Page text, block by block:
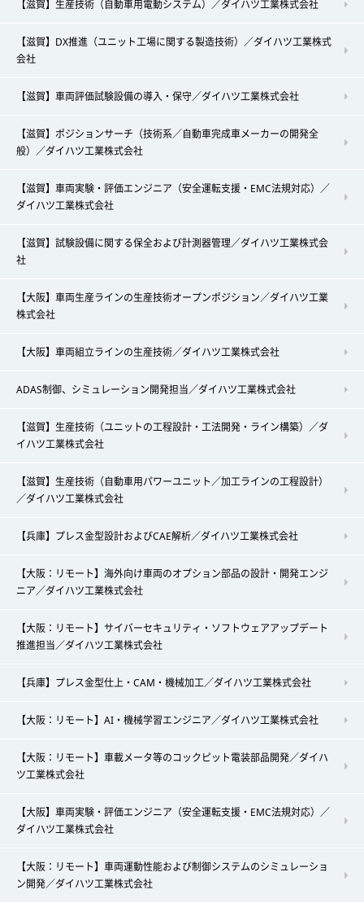
【滋賀】生産技術（自動車用電動システム）／ダイハツ工業株式会社
【滋賀】DX推進（ユニット工場に関する製造技術）／ダイハツ工業株式
会社
【滋賀】車両評価試験設備の導入・保守／ダイハツ工業株式会社
【滋賀】ポジションサーチ（技術系／自動車完成車メーカーの開発全
般）／ダイハツ工業株式会社
【滋賀】車両実験・評価エンジニア（安全運転支援・EMC法規対応）／
ダイハツ工業株式会社
【滋賀】試験設備に関する保全および計測器管理／ダイハツ工業株式会
社
【大阪】車両生産ラインの生産技術オープンポジション／ダイハツ工業
株式会社
【大阪】車両組立ラインの生産技術／ダイハツ工業株式会社
ADAS制御、シミュレーション開発担当／ダイハツ工業株式会社
【滋賀】生産技術（ユニットの工程設計・工法開発・ライン構築）／ダ
イハツ工業株式会社
【滋賀】生産技術（自動車用パワーユニット／加工ラインの工程設計）
／ダイハツ工業株式会社
【兵庫】プレス金型設計およびCAE解析／ダイハツ工業株式会社
【大阪：リモート】海外向け車両のオプション部品の設計・開発エンジ
ニア／ダイハツ工業株式会社
【大阪：リモート】サイバーセキュリティ・ソフトウェアアップデート
推進担当／ダイハツ工業株式会社
【兵庫】プレス金型仕上・CAM・機械加工／ダイハツ工業株式会社
【大阪：リモート】AI・機械学習エンジニア／ダイハツ工業株式会社
【大阪：リモート】車載メータ等のコックピット電装部品開発／ダイハ
ツ工業株式会社
【大阪】車両実験・評価エンジニア（安全運転支援・EMC法規対応）／
ダイハツ工業株式会社
【大阪：リモート】車両運動性能および制御システムのシミュレーショ
ン開発／ダイハツ工業株式会社